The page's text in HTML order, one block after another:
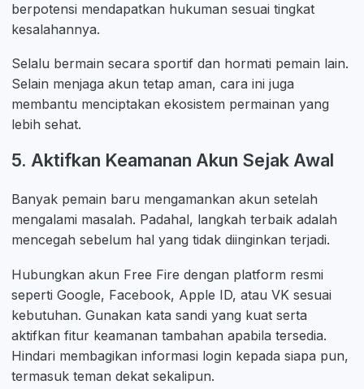
berpotensi mendapatkan hukuman sesuai tingkat
kesalahannya.
Selalu bermain secara sportif dan hormati pemain lain.
Selain menjaga akun tetap aman, cara ini juga
membantu menciptakan ekosistem permainan yang
lebih sehat.
5. Aktifkan Keamanan Akun Sejak Awal
Banyak pemain baru mengamankan akun setelah
mengalami masalah. Padahal, langkah terbaik adalah
mencegah sebelum hal yang tidak diinginkan terjadi.
Hubungkan akun Free Fire dengan platform resmi
seperti Google, Facebook, Apple ID, atau VK sesuai
kebutuhan. Gunakan kata sandi yang kuat serta
aktifkan fitur keamanan tambahan apabila tersedia.
Hindari membagikan informasi login kepada siapa pun,
termasuk teman dekat sekalipun.